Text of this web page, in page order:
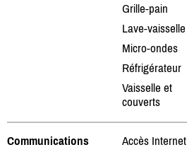
Grille-pain
Lave-vaisselle
Micro-ondes
Réfrigérateur
Vaisselle et
couverts
Communications
Accès Internet